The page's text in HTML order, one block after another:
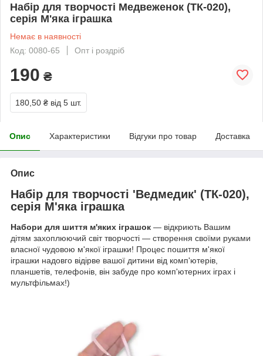
Набір для творчості Медвеженок (ТК-020),
серія М'яка іграшка
Немає в наявності
Код: 0080-65
Опт і роздріб
190 ₴
180,50 ₴ від 5 шт.
Опис Характеристики Відгуки про товар Доставка
Опис
Набір для творчості 'Ведмедик' (ТК-020),
серія М'яка іграшка
Набори для шиття м'яких іграшок ― відкриють Вашим
дітям захоплюючий світ творчості ― створення своїми руками
власної чудовою м'якої іграшки! Процес пошиття м'якої
іграшки надовго відірве вашої дитини від комп'ютерів,
планшетів, телефонів, він забуде про комп'ютерних іграх і
мультфільмах!)